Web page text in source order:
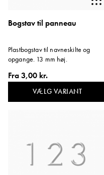
Bogstav til panneau
Plastbogstav til navneskilte og
opgange. 13 mm høj.
Fra3,00 kr.
VÆLG VARIANT